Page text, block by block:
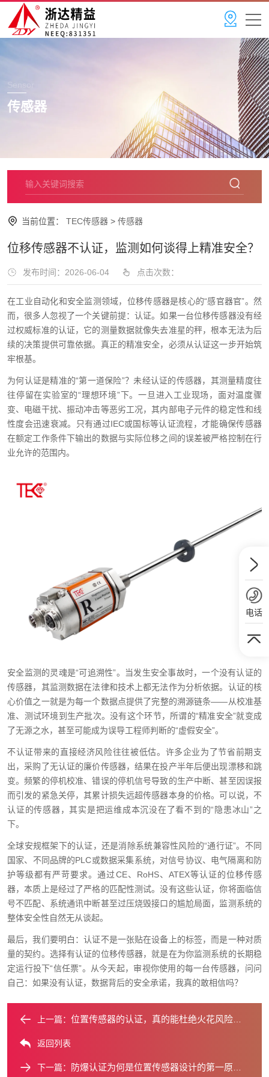
Sensor
传感器
当前位置： TEC传感器 > 传感器
位移传感器不认证，监测如何谈得上精准安全？
发布时间：2026-06-04 点击次数：
在工业自动化和安全监测领域，位移传感器是核心的“感官器官”。然
而，很多人忽视了一个关键前提：认证。如果一台位移传感器没有经
过权威标准的认证，它的测量数据就像失去准星的秤，根本无法为后
续的决策提供可靠依据。真正的精准安全，必须从认证这一步开始筑
牢根基。
为何认证是精准的“第一道保险”？未经认证的传感器，其测量精度往
往停留在实验室的“理想环境”下。一旦进入工业现场，面对温度骤
变、电磁干扰、振动冲击等恶劣工况，其内部电子元件的稳定性和线
性度会迅速衰减。只有通过IEC或国标等认证流程，才能确保传感器
在额定工作条件下输出的数据与实际位移之间的误差被严格控制在行
业允许的范围内。
安全监测的灵魂是“可追溯性”。当发生安全事故时，一个没有认证的
传感器，其监测数据在法律和技术上都无法作为分析依据。认证的核
心价值之一就是为每一个数据点提供了完整的溯源链条——从校准基
准、测试环境到生产批次。没有这个环节，所谓的“精准安全”就变成
了无源之水，甚至可能成为误导工程师判断的“虚假安全”。
不认证带来的直接经济风险往往被低估。许多企业为了节省前期支
出，采购了无认证的廉价传感器，结果在投产半年后便出现漂移和跳
变。频繁的停机校准、错误的停机信号导致的生产中断、甚至因误报
而引发的紧急关停，其累计损失远超传感器本身的价格。可以说，不
认证的传感器，其实是把运维成本沉没在了看不到的“隐患冰山”之
下。
全球安规框架下的认证，还是消除系统兼容性风险的“通行证”。不同
国家、不同品牌的PLC或数据采集系统，对信号协议、电气隔离和防
护等级都有严苛要求。通过CE、RoHS、ATEX等认证的位移传感
器，本质上是经过了严格的匹配性测试。没有这些认证，你将面临信
号不匹配、系统通讯中断甚至过压烧毁接口的尴尬局面，监测系统的
整体安全性自然无从谈起。
最后，我们要明白：认证不是一张贴在设备上的标签，而是一种对质
量的契约。选择有认证的位移传感器，就是在为你监测系统的长期稳
定运行投下“信任票”。从今天起，审视你使用的每一台传感器，问问
自己：如果没有认证，数据背后的安全承诺，我真的敢相信吗？
上一篇： 位置传感器的认证，真的能杜绝火花风险吗？
返回列表
下一篇： 防爆认证为何是位置传感器设计的第一原则？
电话